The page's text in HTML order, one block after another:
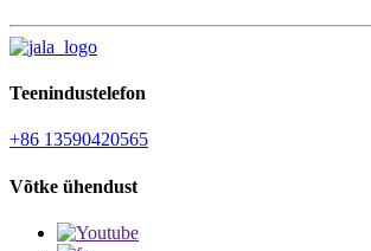
Teenindustelefon
+86 13590420565
Võtke ühendust